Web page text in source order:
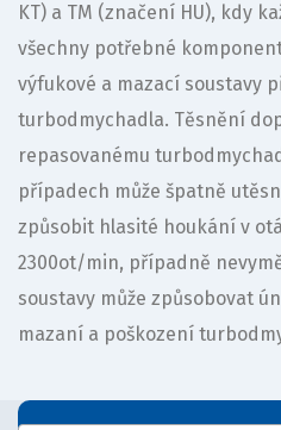
KT) a TM (značení HU), kdy
všechny potřebné
výfukové a mazací soustavy
turbodmychadla. Těsnění
repasovanému
případech může špatně
způsobit hlasité houkání v
2300ot/min, případně
soustavy může způsobovat
mazaní a poškození